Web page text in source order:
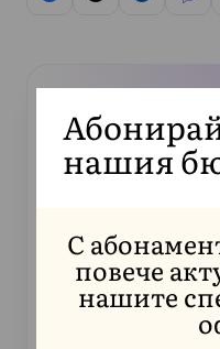
Управляван
нашия
С
повече
нашите